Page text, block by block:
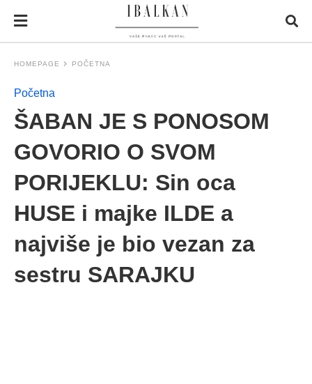
HOMEPAGE POČETNA
Početna
ŠABAN JE S PONOSOM
GOVORIO O SVOM
PORIJEKLU: Sin oca
HUSE i majke ILDE a
najviše je bio vezan za
sestru SARAJKU